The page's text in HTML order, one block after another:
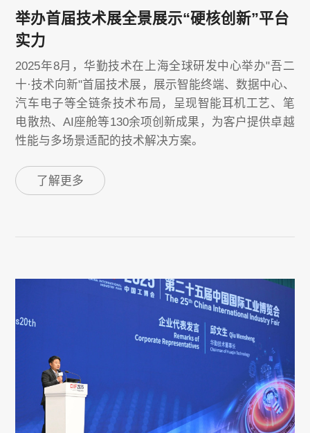
举办首届技术展全景展示“硬核创新”平台
实力
2025年8月，华勤技术在上海全球研发中心举办"吾二
十·技术向新"首届技术展，展示智能终端、数据中心、
汽车电子等全链条技术布局，呈现智能耳机工艺、笔
电散热、AI座舱等130余项创新成果，为客户提供卓越
性能与多场景适配的技术解决方案。
了解更多